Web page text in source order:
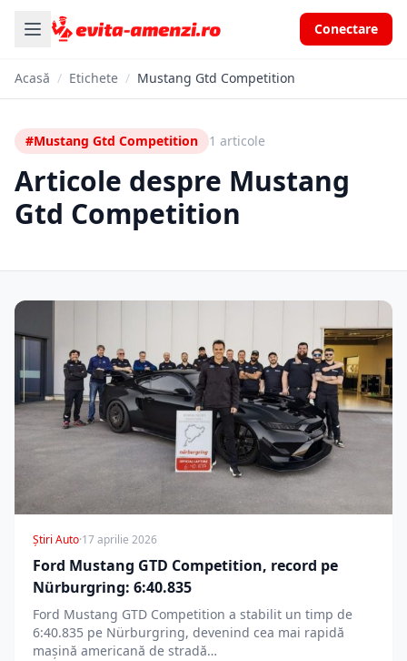
Conectare
Acasă / Etichete / Mustang Gtd Competition
#Mustang Gtd Competition 1 articole
Articole despre Mustang
Gtd Competition
Știri Auto·17 aprilie 2026
Ford Mustang GTD Competition, record pe
Nürburgring: 6:40.835
Ford Mustang GTD Competition a stabilit un timp de
6:40.835 pe Nürburgring, devenind cea mai rapidă
mașină americană de stradă…